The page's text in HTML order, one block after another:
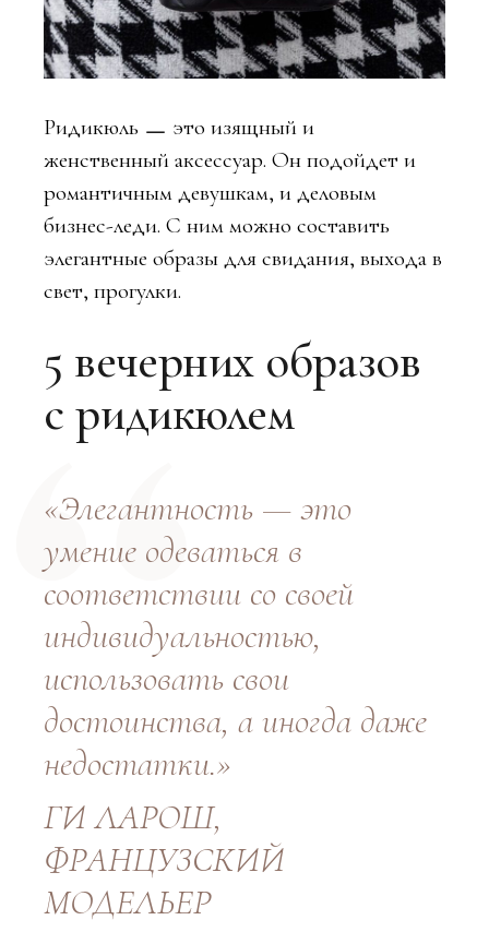
Ридикюль ㅡ это изящный и
женственный аксессуар. Он подойдет и
романтичным девушкам, и деловым
бизнес-леди. С ним можно составить
элегантные образы для свидания, выхода в
свет, прогулки.
5 вечерних образов
с ридикюлем
«Элегантность — это
умение одеваться в
соответствии со своей
индивидуальностью,
использовать свои
достоинства, а иногда даже
недостатки.»
ГИ ЛАРОШ,
ФРАНЦУЗСКИЙ
МОДЕЛЬЕР